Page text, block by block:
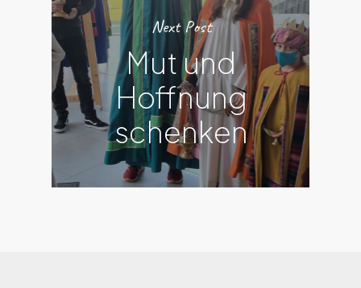
Next Post
Mut und
Hoffnung
schenken